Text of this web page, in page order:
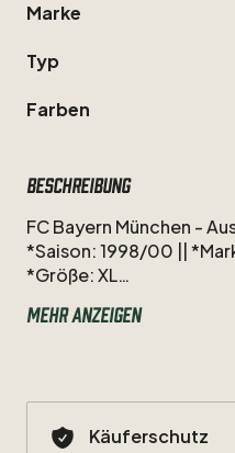
Marke
Typ
Farben
Beschreibung
FCBayern München -
*Saison:1998​/​​​00
*Größe:XL
Zustand:s.Detailbilder
BeiFragenoder
Mehr anzeigen
Käuferschutz